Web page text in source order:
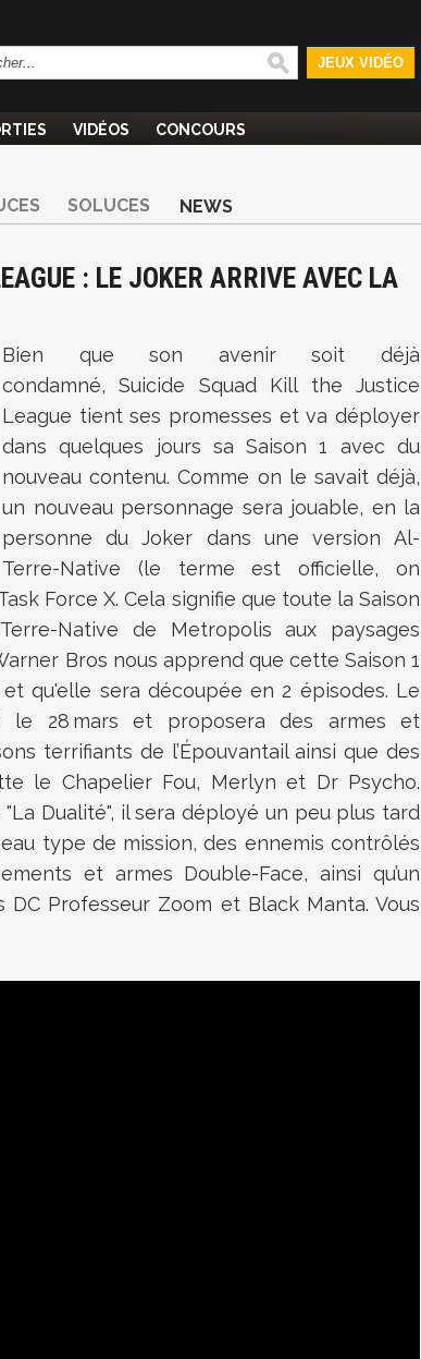
JEUX VIDÉO
VIDÉOS CONCOURS
SOLUCES NEWS
: LE JOKER ARRIVE AVEC LA
Bien que son avenir soit déjà
condamné,Suicide Squad Kill the Justice
League tient ses promesses et va déployer
dans quelques jours sa Saison 1 avec du
nouveau contenu. Comme on le savait déjà,
un nouveau personnage sera jouable, en la
personne du Joker dans une version Al-
Terre-Native (le terme est officielle, on
Force X. Cela signifie que toute la Saison
Native de Metropolis aux paysages
Bros nous apprend que cette Saison 1
qu'elle sera découpée en 2 épisodes. Le
le 28 mars et proposera des armes et
terrifiants de l’Épouvantail ainsi que des
le Chapelier Fou, Merlyn et Dr Psycho.
Dualité", il sera déployé un peu plus tard
type de mission, des ennemis contrôlés
et armes Double-Face, ainsi qu’un
DC Professeur Zoom et Black Manta. Vous